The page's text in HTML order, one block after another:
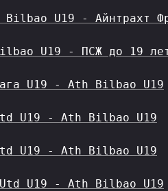
Bilbao U19 - Айнтрахт
U19 - ПСЖ до 19
U19 - Ath Bilbao U19
U19 - Ath Bilbao U19
U19 - Ath Bilbao U19
Utd U19 - Ath Bilbao U19